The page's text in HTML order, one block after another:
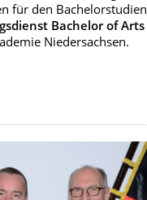
für den
Bachelor of Arts
Niedersachsen.